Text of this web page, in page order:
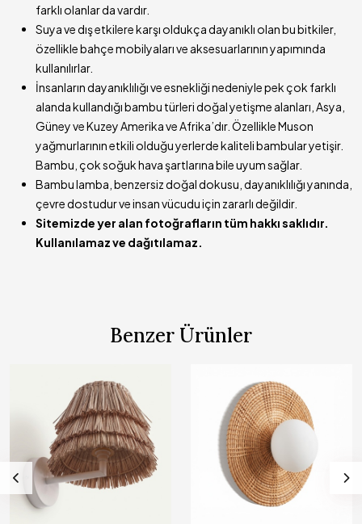
farklı olanlar da vardır.
Suya ve dış etkilere karşı oldukça dayanıklı olan bu bitkiler,
özellikle bahçe mobilyaları ve aksesuarlarının yapımında
kullanılırlar.
İnsanların dayanıklılığı ve esnekliği nedeniyle pek çok farklı
alanda kullandığı bambu türleri doğal yetişme alanları, Asya,
Güney ve Kuzey Amerika ve Afrika’dır. Özellikle Muson
yağmurlarının etkili olduğu yerlerde kaliteli bambular yetişir.
Bambu, çok soğuk hava şartlarına bile uyum sağlar.
Bambu lamba, benzersiz doğal dokusu, dayanıklılığı yanında,
çevre dostudur ve insan vücudu için zararlı değildir.
Sitemizde yer alan fotoğrafların tüm hakkı saklıdır.
Kullanılamaz ve dağıtılamaz.
Benzer Ürünler